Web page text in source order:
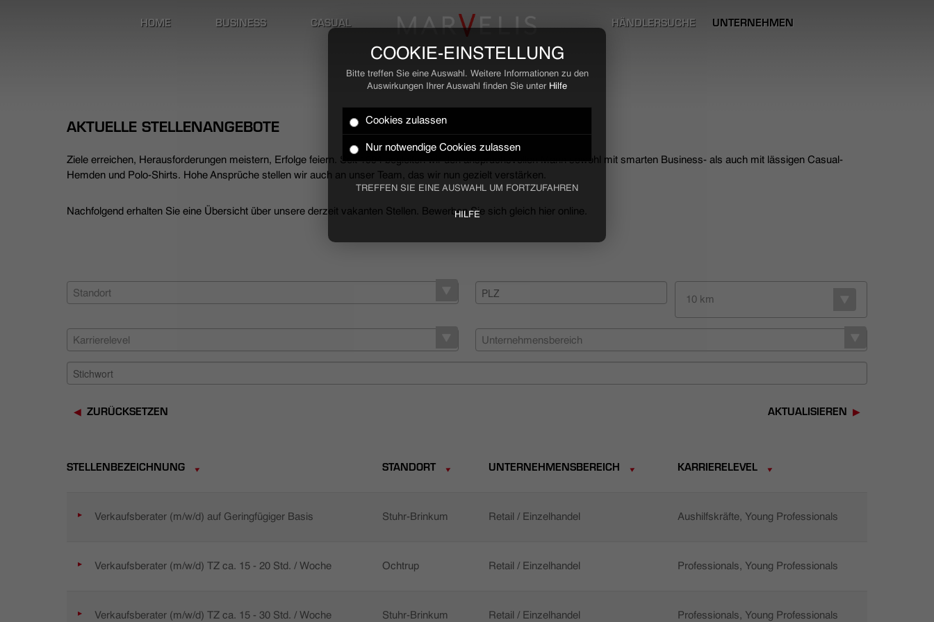
COOKIE-EINSTELLUNG
Bitte treffen Sie eine Auswahl. Weitere Informationen zu den
Auswirkungen Ihrer Auswahl finden Sie unter Hilfe
Cookies zulassen
Nur notwendige Cookies zulassen
TREFFEN SIE EINE AUSWAHL UM FORTZUFAHREN
HILFE
HOME BUSINESS CASUAL UNTERNEHMEN
HÄNDLERSUCHE
AKTUELLE STELLENANGEBOTE
Ziele erreichen, Herausforderungen meistern, Erfolge feiern. Seit 1994 begleiten wir den anspruchsvollen Mann sowohl mit smarten Business- als auch mit lässigen Casual-
Hemden und Polo-Shirts. Hohe Ansprüche stellen wir auch an unser Team, das wir nun gezielt verstärken.
Nachfolgend erhalten Sie eine Übersicht über unsere derzeit vakanten Stellen. Bewerben Sie sich gleich hier online.
Standort
10 km
Karrierelevel Unternehmensbereich
ZURÜCKSETZEN AKTUALISIEREN
STELLENBEZEICHNUNG STANDORT UNTERNEHMENSBEREICH KARRIERELEVEL
Verkaufsberater (m/w/d) auf Geringfügiger Basis Stuhr-Brinkum Retail / Einzelhandel Aushilfskräfte, Young Professionals
Verkaufsberater (m/w/d) TZ ca. 15 - 20 Std. / Woche Ochtrup Retail / Einzelhandel Professionals, Young Professionals
Verkaufsberater (m/w/d) TZ ca. 15 - 30 Std. / Woche Stuhr-Brinkum Retail / Einzelhandel Professionals, Young Professionals